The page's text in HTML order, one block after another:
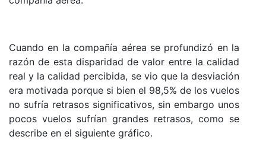
Cuando en la compañía aérea se profundizó en la
razón de esta disparidad de valor entre la calidad
real y la calidad percibida, se vio que la desviación
era motivada porque si bien el 98,5% de los vuelos
no sufría retrasos significativos, sin embargo unos
pocos vuelos sufrían grandes retrasos, como se
describe en el siguiente gráfico.